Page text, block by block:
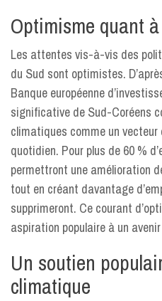
Optimisme quant
Les attentes vis-à-vis des
du Sud sont optimistes.
Banque européenne
significative de Sud-Coréens
climatiques comme un vecteur
quotidien. Pour plus de 60 %
permettront une amélioration
tout en créant davantage
supprimeront. Ce courant
aspiration populaire à un
Un soutien
climatique